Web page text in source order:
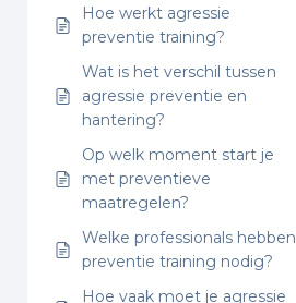
Hoe werkt agressie
preventie training?
Wat is het verschil tussen
agressie preventie en
hantering?
Op welk moment start je
met preventieve
maatregelen?
Welke professionals hebben
preventie training nodig?
Hoe vaak moet je agressie